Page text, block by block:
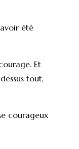
été
Et
tout,
courageux